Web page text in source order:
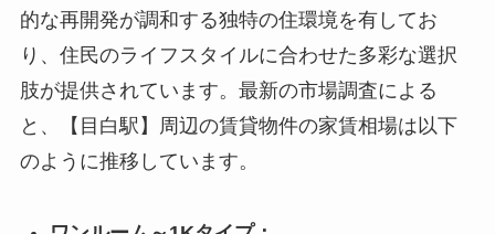
的な再開発が調和する独特の住環境を有してお
り、住民のライフスタイルに合わせた多彩な選択
肢が提供されています。最新の市場調査による
と、【目白駅】周辺の賃貸物件の家賃相場は以下
のように推移しています。